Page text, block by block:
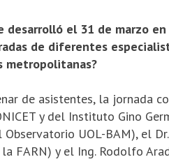
desarrolló el 31 de marzo
de diferentes
metropolitanas?
de asistentes, la jornada
y del Instituto Gino
UOL-BAM), el
FARN) y el Ing. Rodolfo